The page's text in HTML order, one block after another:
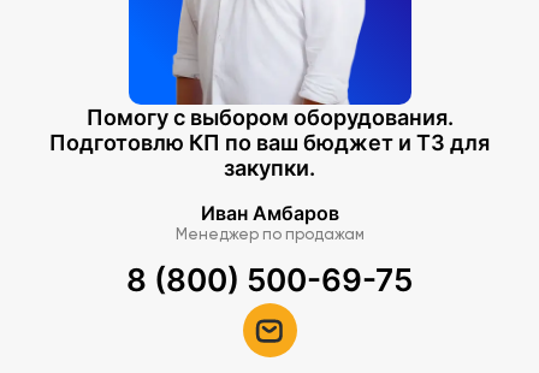
Помогу с выбором оборудования.
Подготовлю КП по ваш бюджет и ТЗ для
закупки.
Иван Амбаров
Менеджер по продажам
8 (800) 500-69-75